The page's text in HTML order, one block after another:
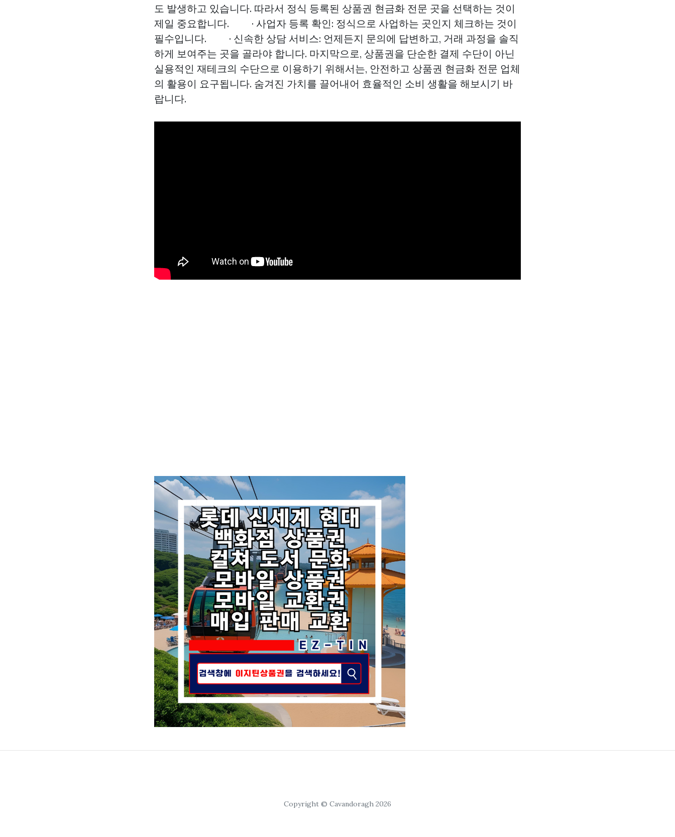
도 발생하고 있습니다. 따라서 정식 등록된 상품권 현금화 전문 곳을 선택하는 것이
제일 중요합니다. · 사업자 등록 확인: 정식으로 사업하는 곳인지 체크하는 것이
필수입니다. · 신속한 상담 서비스: 언제든지 문의에 답변하고, 거래 과정을 솔직
하게 보여주는 곳을 골라야 합니다. 마지막으로, 상품권을 단순한 결제 수단이 아닌
실용적인 재테크의 수단으로 이용하기 위해서는, 안전하고 상품권 현금화 전문 업체
의 활용이 요구됩니다. 숨겨진 가치를 끌어내어 효율적인 소비 생활을 해보시기 바
랍니다.
Copyright © Cavandoragh 2026